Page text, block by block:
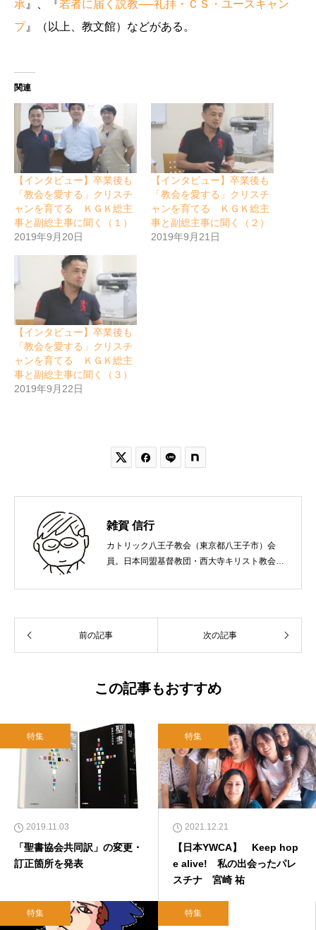
承 』、『 若者に届く説教──礼拝・ＣＳ・ユースキャン
プ』（以上、教文館）などがある。
関連
【インタビュー】卒業後も
「教会を愛する」クリスチ
ャンを育てる ＫＧＫ総主
事と副総主事に聞く（１）
2019年9月20日
【インタビュー】卒業後も
「教会を愛する」クリスチ
ャンを育てる ＫＧＫ総主
事と副総主事に聞く（２）
2019年9月21日
【インタビュー】卒業後も
「教会を愛する」クリスチ
ャンを育てる ＫＧＫ総主
事と副総主事に聞く（３）
2019年9月22日
 
雑賀 信行
カトリック八王子教会（東京都八王子市）会
員。日本同盟基督教団・西大寺キリスト教会
れ。関西学院大学社会学部卒業。９０年代、い
て、雜賀編集工房として独立。
前の記事 次の記事
この記事もおすすめ
特集
2019.11.03
「聖書協会共同訳」の変更・
訂正箇所を発表
特集
2021.12.21
【日本YWCA】 Keep hop
e alive! 私の出会ったパレ
スチナ 宮崎 祐
特集 特集
2019.09.19